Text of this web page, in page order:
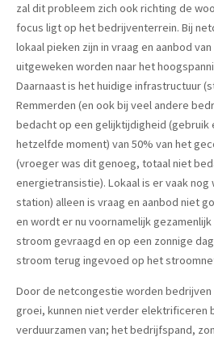
zal dit probleem zich ook richting de
focus ligt op het bedrijventerrein. Bij
lokaal pieken zijn in vraag en aanbod
uitgeweken worden naar het
Daarnaast is het huidige infrastructuur
Remmerden (en ook bij veel andere
bedacht op een gelijktijdigheid (gebruik
hetzelfde moment) van 50% van het
(vroeger was dit genoeg, totaal niet
energietransistie). Lokaal is er vaak
station) alleen is vraag en aanbod niet
en wordt er nu voornamelijk
stroom gevraagd en op een zonnige
stroom terug ingevoed op het
Door de netcongestie worden
groei, kunnen niet verder elektrificeren
verduurzamen van; het bedrijfspand,